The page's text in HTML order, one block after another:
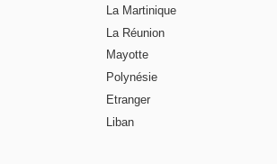
La Martinique
La Réunion
Mayotte
Polynésie
Etranger
Liban